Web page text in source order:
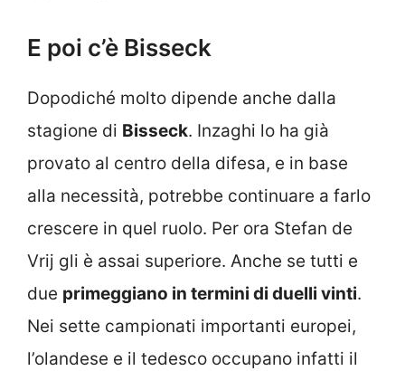
E poi c’è Bisseck
Dopodiché molto dipende anche dalla
stagione di Bisseck. Inzaghi lo ha già
provato al centro della difesa, e in base
alla necessità, potrebbe continuare a farlo
crescere in quel ruolo. Per ora Stefan de
Vrij gli è assai superiore. Anche se tutti e
due primeggiano in termini di duelli vinti.
Nei sette campionati importanti europei,
l’olandese e il tedesco occupano infatti il